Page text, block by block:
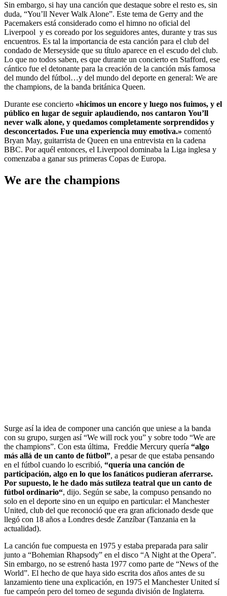
Sin embargo, si hay una canción que destaque sobre el resto es, sin
duda, “You’ll Never Walk Alone”. Este tema de Gerry and the
Pacemakers está considerado como el himno no oficial del
Liverpool y es coreado por los seguidores antes, durante y tras sus
encuentros. Es tal la importancia de esta canción para el club del
condado de Merseyside que su título aparece en el escudo del club.
Lo que no todos saben, es que durante un concierto en Stafford, ese
cántico fue el detonante para la creación de la canción más famosa
del mundo del fútbol…y del mundo del deporte en general: We are
the champions, de la banda británica Queen.
Durante ese concierto «hicimos un encore y luego nos fuimos, y el
público en lugar de seguir aplaudiendo, nos cantaron You’ll
never walk alone, y quedamos completamente sorprendidos y
desconcertados. Fue una experiencia muy emotiva.» comentó
Bryan May, guitarrista de Queen en una entrevista en la cadena
BBC. Por aquél entonces, el Liverpool dominaba la Liga inglesa y
comenzaba a ganar sus primeras Copas de Europa.
We are the champions
Surge así la idea de componer una canción que uniese a la banda
con su grupo, surgen así “We will rock you” y sobre todo “We are
the champions”. Con esta última, Freddie Mercury quería “algo
más allá de un canto de fútbol”, a pesar de que estaba pensando
en el fútbol cuando lo escribió, “quería una canción de
participación, algo en lo que los fanáticos pudieran aferrarse.
Por supuesto, le he dado más sutileza teatral que un canto de
fútbol ordinario“, dijo. Según se sabe, la compuso pensando no
solo en el deporte sino en un equipo en particular: el Manchester
United, club del que reconoció que era gran aficionado desde que
llegó con 18 años a Londres desde Zanzíbar (Tanzania en la
actualidad).
La canción fue compuesta en 1975 y estaba preparada para salir
junto a “Bohemian Rhapsody” en el disco “A Night at the Opera”.
Sin embargo, no se estrenó hasta 1977 como parte de “News of the
World”. El hecho de que haya sido escrita dos años antes de su
lanzamiento tiene una explicación, en 1975 el Manchester United sí
fue campeón pero del torneo de segunda división de Inglaterra.